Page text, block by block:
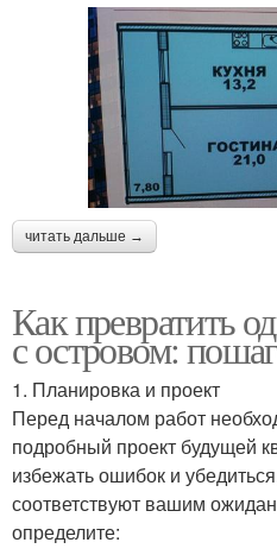
читать дальше →
Как превратить
с островом:
1. Планировка и проект
Перед началом работ
подробный проект будущей
избежать ошибок и
соответствуют вашим
определите: